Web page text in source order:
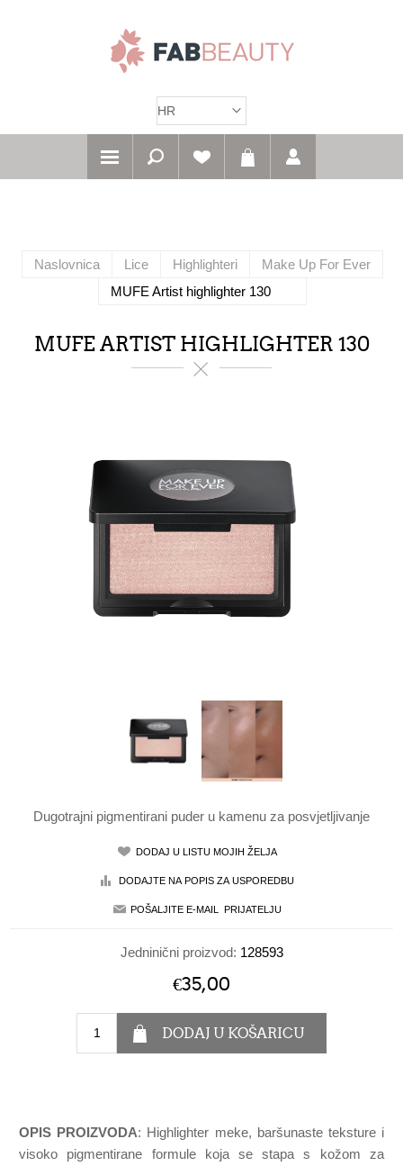
Naslovnica Lice Highlighteri
Make Up For Ever
MUFE Artist highlighter 130
MUFE ARTIST HIGHLIGHTER 130
Dugotrajni pigmentirani puder u kamenu za posvjetljivanje
Jedninični proizvod: 128593
€35,00
OPIS PROIZVODA: Highlighter meke, baršunaste teksture i
visoko pigmentirane formule koja se stapa s kožom za